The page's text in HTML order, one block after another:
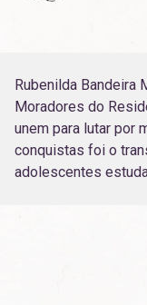
Rubenilda Bandeira
Moradores do
unem para lutar por
conquistas foi o
adolescentes